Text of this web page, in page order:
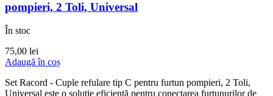
pompieri, 2 Toli, Universal
În stoc
75,00 lei
Adaugă în coș
Set Racord - Cuple refulare tip C pentru furtun pompieri, 2 Toli,
Universal este o soluție eficientă pentru conectarea furtunurilor de